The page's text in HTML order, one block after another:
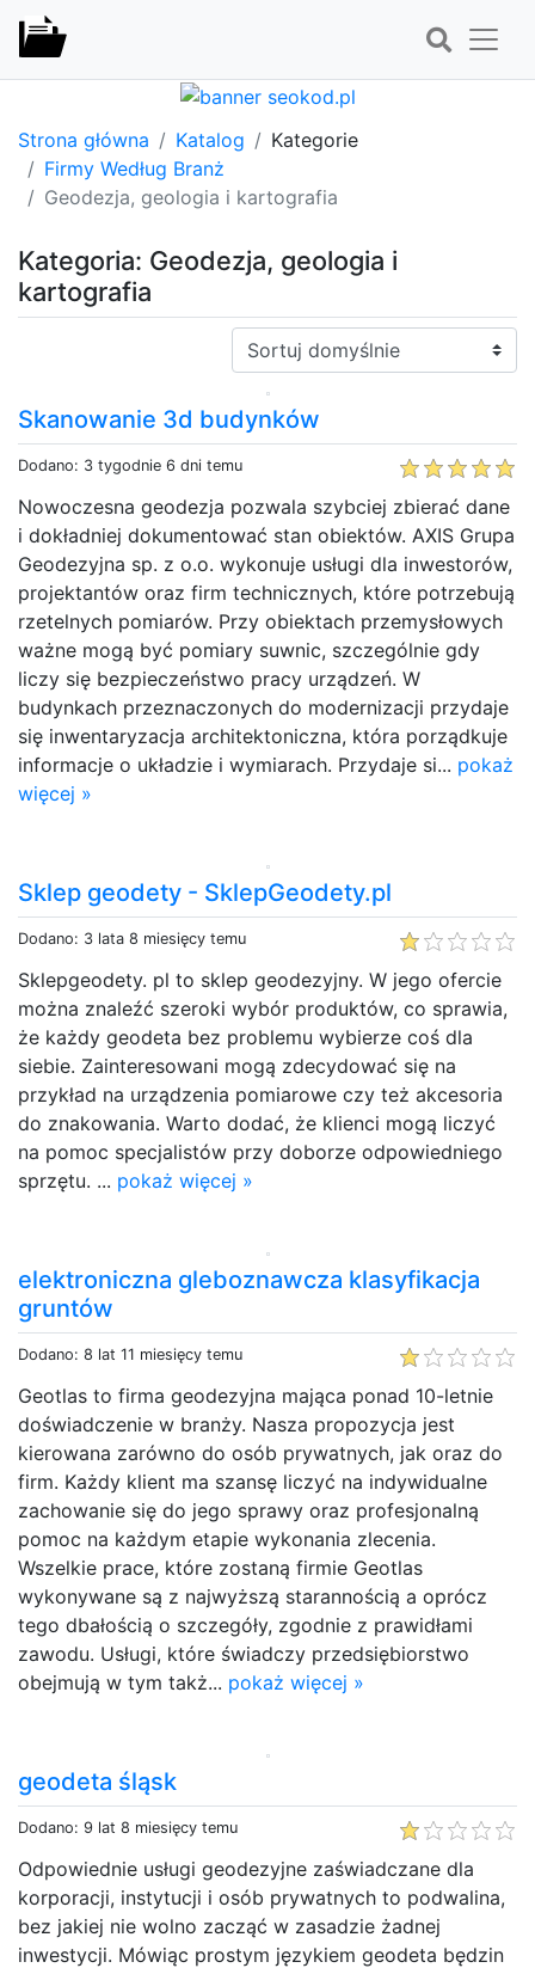
Strona główna Katalog
Kategorie
Firmy Według Branż
Geodezja, geologia i kartografia
Kategoria: Geodezja, geologia i
kartografia
Sortuj:
Skanowanie 3d budynków
Dodano: 3 tygodnie 6 dni temu
Nowoczesna geodezja pozwala szybciej zbierać dane
i dokładniej dokumentować stan obiektów. AXIS Grupa
Geodezyjna sp. z o.o. wykonuje usługi dla inwestorów,
projektantów oraz firm technicznych, które potrzebują
rzetelnych pomiarów. Przy obiektach przemysłowych
ważne mogą być pomiary suwnic, szczególnie gdy
liczy się bezpieczeństwo pracy urządzeń. W
budynkach przeznaczonych do modernizacji przydaje
się inwentaryzacja architektoniczna, która porządkuje
informacje o układzie i wymiarach. Przydaje si... pokaż
więcej »
Sklep geodety - SklepGeodety.pl
Dodano: 3 lata 8 miesięcy temu
Sklepgeodety. pl to sklep geodezyjny. W jego ofercie
można znaleźć szeroki wybór produktów, co sprawia,
że każdy geodeta bez problemu wybierze coś dla
siebie. Zainteresowani mogą zdecydować się na
przykład na urządzenia pomiarowe czy też akcesoria
do znakowania. Warto dodać, że klienci mogą liczyć
na pomoc specjalistów przy doborze odpowiedniego
sprzętu. ... pokaż więcej »
elektroniczna gleboznawcza klasyfikacja
gruntów
Dodano: 8 lat 11 miesięcy temu
Geotlas to firma geodezyjna mająca ponad 10-letnie
doświadczenie w branży. Nasza propozycja jest
kierowana zarówno do osób prywatnych, jak oraz do
firm. Każdy klient ma szansę liczyć na indywidualne
zachowanie się do jego sprawy oraz profesjonalną
pomoc na każdym etapie wykonania zlecenia.
Wszelkie prace, które zostaną firmie Geotlas
wykonywane są z najwyższą starannością a oprócz
tego dbałością o szczegóły, zgodnie z prawidłami
zawodu. Usługi, które świadczy przedsiębiorstwo
obejmują w tym takż... pokaż więcej »
geodeta śląsk
Dodano: 9 lat 8 miesięcy temu
Odpowiednie usługi geodezyjne zaświadczane dla
korporacji, instytucji i osób prywatnych to podwalina,
bez jakiej nie wolno zacząć w zasadzie żadnej
inwestycji. Mówiąc prostym językiem geodeta będzin